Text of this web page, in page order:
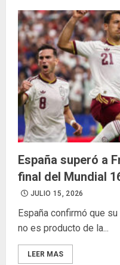
España superó a
final del Mundial
JULIO 15, 2026
España confirmó que
no es producto de la...
LEER MAS